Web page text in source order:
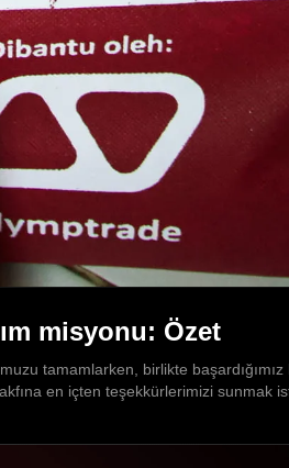
misyonu: Özet
tamamlarken, birlikte
en içten teşekkürlerimizi sunmak